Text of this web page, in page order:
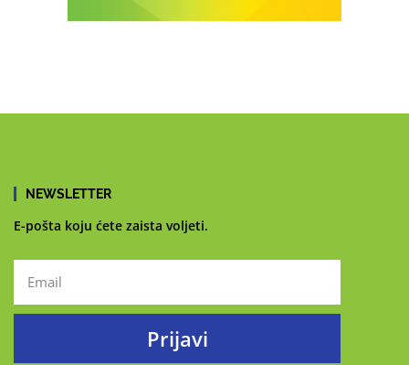
NEWSLETTER
E-pošta koju ćete zaista voljeti.
Prijavi